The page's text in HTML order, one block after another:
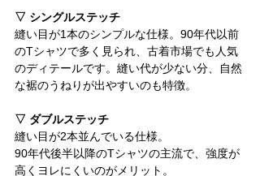
▽ シングルステッチ
縫い目が1本のシンプルな仕様。90年代以前
のTシャツで多く見られ、古着市場でも人気
のディテールです。縫い代が少ない分、自然
な裾のうねりが出やすいのも特徴。
▽ ダブルステッチ
縫い目が2本並んでいる仕様。
90年代後半以降のTシャツの主流で、強度が
高くヨレにくいのがメリット。